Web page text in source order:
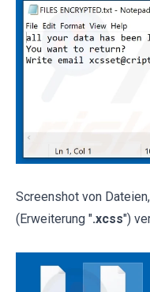
Screenshot von
(Erweiterung ".xcss")